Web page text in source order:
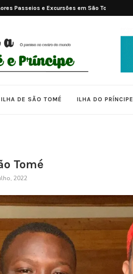
Praias de São Tomé e...
ILHA DE SÃO TOMÉ ILHA DO PRÍNCIPE
Tomé
2022